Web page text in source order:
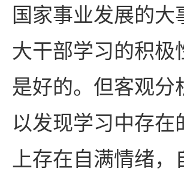
国家事业发展的大
大干部学习的积
是好的。但客观
以发现学习中存
上存在自满情绪